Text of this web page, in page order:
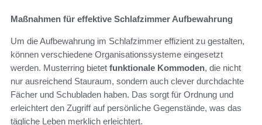
Maßnahmen für effektive Schlafzimmer Aufbewahrung
Um die Aufbewahrung im Schlafzimmer effizient zu gestalten,
können verschiedene Organisationssysteme eingesetzt
werden. Musterring bietet funktionale Kommoden, die nicht
nur ausreichend Stauraum, sondern auch clever durchdachte
Fächer und Schubladen haben. Das sorgt für Ordnung und
erleichtert den Zugriff auf persönliche Gegenstände, was das
tägliche Leben merklich erleichtert.